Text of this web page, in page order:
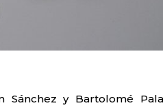
Sánchez y Bartolomé